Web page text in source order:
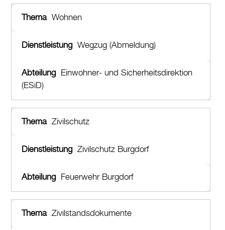
Wohnen
Wegzug (Abmeldung)
Einwohner- und Sicherheitsdirektion
(ESiD)
Zivilschutz
Zivilschutz Burgdorf
Feuerwehr Burgdorf
Zivilstandsdokumente